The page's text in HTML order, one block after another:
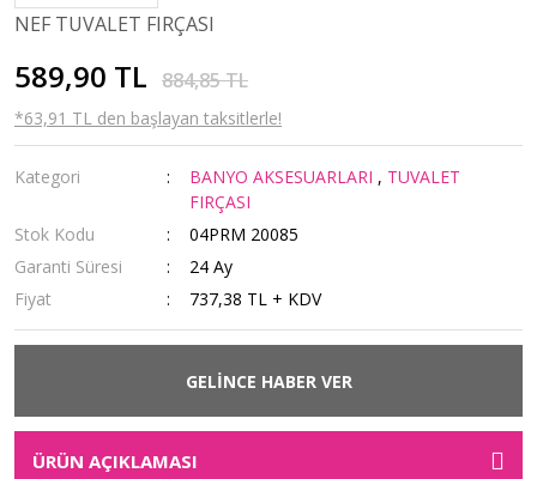
NEF TUVALET FIRÇASI
589,90 TL 884,85 TL
*63,91 TL den başlayan taksitlerle!
Kategori BANYO AKSESUARLARI , TUVALET
FIRÇASI
Stok Kodu
04PRM 20085
Garanti Süresi
24 Ay
Fiyat
737,38 TL + KDV
GELİNCE HABER VER
ÜRÜN AÇIKLAMASI